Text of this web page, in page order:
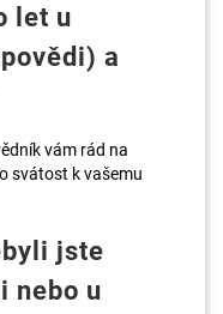
let u
a
vám rád na
svátost k vašemu
jste
nebo u